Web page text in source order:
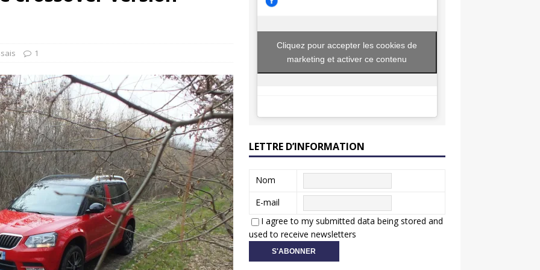
1
Cliquez pour accepter les cookies de
marketing et activer ce contenu
LETTRE D’INFORMATION
Nom
E-mail
I agree to my submitted data being stored and
used to receive newsletters